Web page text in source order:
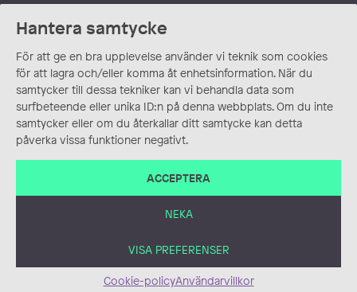
Hantera samtycke
För att ge en bra upplevelse använder vi teknik som cookies
för att lagra och/eller komma åt enhetsinformation. När du
samtycker till dessa tekniker kan vi behandla data som
surfbeteende eller unika ID:n på denna webbplats. Om du inte
samtycker eller om du återkallar ditt samtycke kan detta
påverka vissa funktioner negativt.
ACCEPTERA
NEKA
VISA PREFERENSER
Cookie-policyAnvändarvillkor
ANVÄNDARVILLKOR